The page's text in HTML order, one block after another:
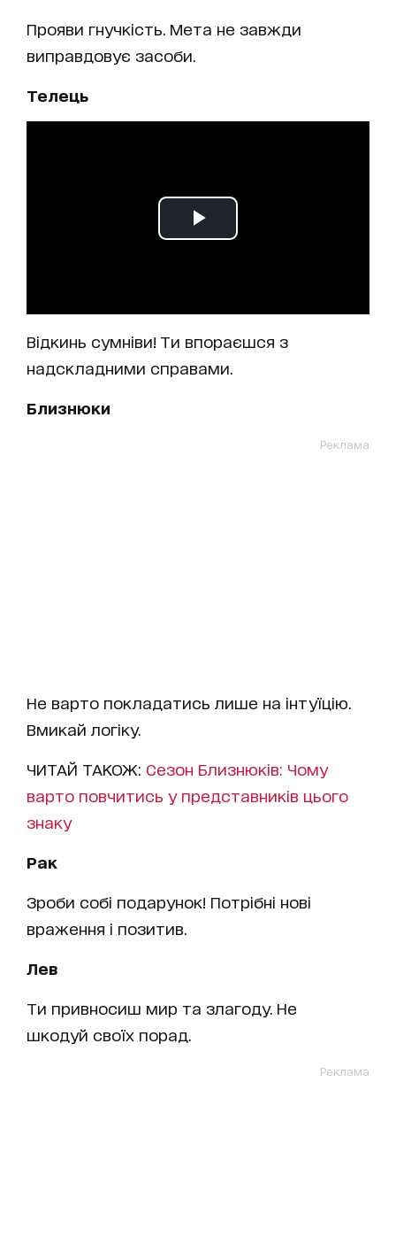
Прояви гнучкість. Мета не завжди
виправдовує засоби.
Телець
Відкинь сумніви! Ти впораєшся з
надскладними справами.
Близнюки
Реклама
Не варто покладатись лише на інтуїцію.
Вмикай логіку.
ЧИТАЙ ТАКОЖ: Сезон Близнюків: Чому
варто повчитись у представників цього
знаку
Рак
Зроби собі подарунок! Потрібні нові
враження і позитив.
Лев
Ти привносиш мир та злагоду. Не
шкодуй своїх порад.
Реклама